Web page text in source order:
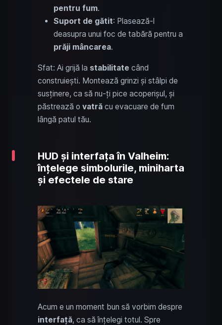
pentru fum.
Suport de gătit: Plasează-l
deasupra unui foc de tabără pentru a
prăji mâncarea.
Sfat: Ai grijă la stabilitate când
construiești. Montează grinzi și stâlpi de
susținere, ca să nu-ți pice acoperișul, și
păstrează o vatră cu evacuare de fum
lângă patul tău.
HUD și interfața în Valheim:
înțelege simbolurile, miniharta
și efectele de stare
Acum e un moment bun să vorbim despre
interfață, ca să înțelegi totul. Spre